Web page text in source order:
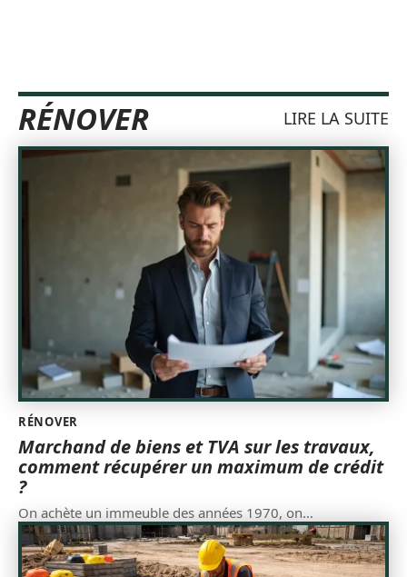
RÉNOVER LIRE LA SUITE
RÉNOVER
Marchand de biens et TVA sur les travaux,
comment récupérer un maximum de crédit
?
On achète un immeuble des années 1970, on…